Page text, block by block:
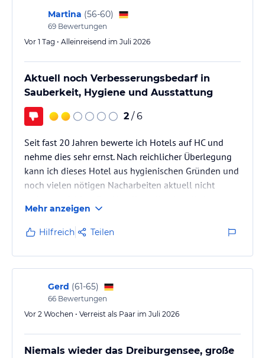
Martina (56-60)
69 Bewertungen
Vor 1 Tag • Alleinreisend im Juli 2026
Aktuell noch Verbesserungsbedarf in
Sauberkeit, Hygiene und Ausstattung
2 / 6
Seit fast 20 Jahren bewerte ich Hotels auf HC und
nehme dies sehr ernst. Nach reichlicher Überlegung
kann ich dieses Hotel aus hygienischen Gründen und
noch vielen nötigen Nacharbeiten aktuell nicht
Monate bereits Verbesserungen umgesetzt. Daher
gehe ich davon aus, dass Anregungen auch Ernst
genommen werden.
Reisende vermuten, dass das Das Dreiburgensee -
Naturhotel & Spa offizielle Hotelsterne besitzt. Dies
ist nicht der Fall!
Bereits Mitte November 2025 habe…
Mehr anzeigen
Hilfreich Teilen
Gerd (61-65)
66 Bewertungen
Vor 2 Wochen • Verreist als Paar im Juli 2026
Niemals wieder das Dreiburgensee, große